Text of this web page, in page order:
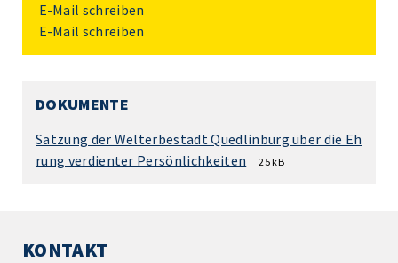
E-Mail schreiben
E-Mail schreiben
DOKUMENTE
Satzung der Welterbestadt Quedlinburg über die Eh
rung verdienter Persönlichkeiten
25 kB
KONTAKT